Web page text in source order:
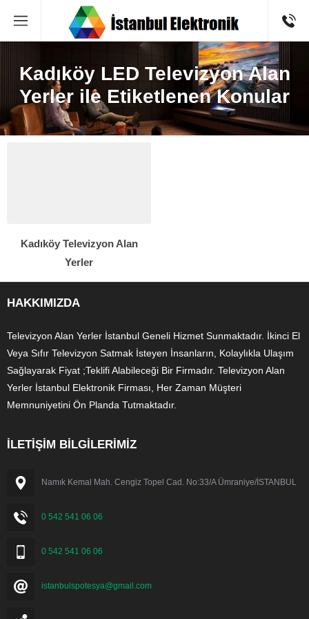
Kadıköy LED Televizyon Alan
Yerler ile Etiketlenen Konular
Kadıköy Televizyon Alan
Yerler
HAKKIMIZDA
Televizyon Alan Yerler İstanbul Geneli Hizmet Sunmaktadır. İkinci El
Veya Sıfır Televizyon Satmak İsteyen İnsanların, Kolaylıkla Ulaşım
Sağlayarak Fiyat ;Teklifi Alabileceği Bir Firmadır. Televizyon Alan
Yerler İstanbul Elektronik Firması, Her Zaman Müşteri
Memnuniyetini Ön Planda Tutmaktadır.
İLETİŞİM BİLGİLERİMİZ
Namık Kemal Mah. Cengiz Topel Cad. No:33/A Ümraniye/İSTANBUL
0 542 541 06 06
0 542 541 06 06
istanbulspotesya@gmail.com